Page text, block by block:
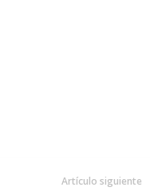
Artículo siguiente